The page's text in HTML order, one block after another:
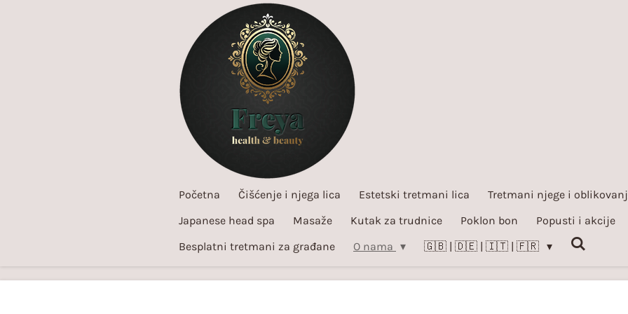
Početna Čišćenje i njega lica Estetski tretmani lica
Tretmani njege i
Japanese head spa
Masaže Kutak za trudnice Poklon bon
Popusti i akcije
Besplatni tretmani za građane
O nama 🇬🇧 | 🇩🇪 | 🇮🇹 | 🇫🇷